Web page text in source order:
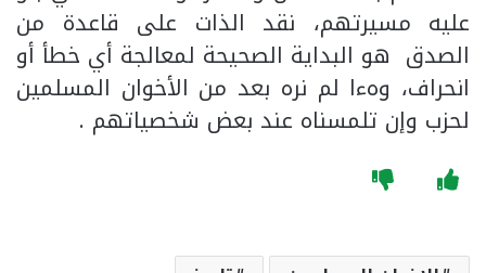
عليه مسيرتهم، نقد الذات على قاعدة من
الصدق هو البداية الصحيحة لمعالجة أي خطأ أو
انحراف، وهءا لم نره بعد من الأخوان المسلمين
لحزب وإن تلمسناه عند بعض شخصياتهم .